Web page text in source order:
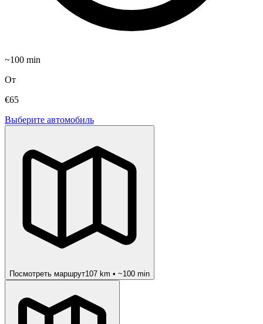
~100 min
От
€65
Выберите автомобиль
Посмотреть маршрут107 km • ~100 min